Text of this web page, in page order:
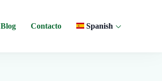
Blog Contacto Spanish